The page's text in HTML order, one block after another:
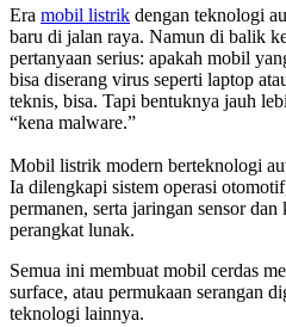
Era mobil listrik dengan teknologi
baru di jalan raya. Namun di balik
pertanyaan serius: apakah mobil
bisa diserang virus seperti laptop
teknis, bisa. Tapi bentuknya jauh
“kena malware.”
Mobil listrik modern berteknologi
Ia dilengkapi sistem operasi
permanen, serta jaringan sensor
perangkat lunak.
Semua ini membuat mobil cerdas
surface, atau permukaan serangan
teknologi lainnya.